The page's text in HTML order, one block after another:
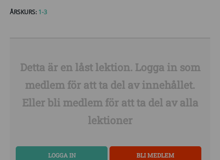
ÅRSKURS: 1-3
Detta är en låst lektion. Logga in som
medlem för att ta del av innehållet.
Eller bli medlem för att ta del av alla
lektioner
LOGGA IN BLI MEDLEM